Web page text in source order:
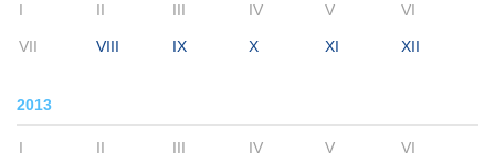
I II III IV V VI
VII VIII IX X XI XII
2013
I II III IV V
VI